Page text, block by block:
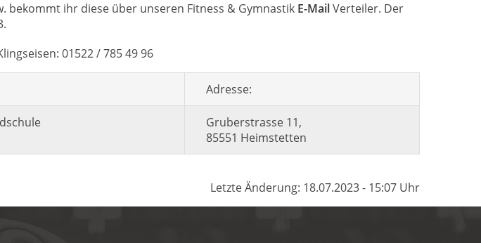
bekommt ihr diese über unseren Fitness & Gymnastik E-MailVerteiler. Der
01522 / 785 49 96
Adresse:
Gruberstrasse 11,
85551 Heimstetten
Letzte Änderung: 18.07.2023 - 15:07 Uhr